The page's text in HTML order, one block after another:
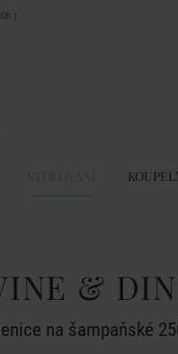
)
STOLOVÁNÍ
&
na šampaňské